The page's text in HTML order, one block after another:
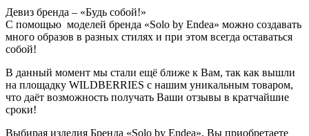
Девиз бренда – «Будь собой!»
С помощью моделей бренда «Solo by Endea» можно создавать
много образов в разных стилях и при этом всегда оставаться
собой!
В данный момент мы стали ещё ближе к Вам, так как вышли
на площадку WILDBERRIES с нашим уникальным товаром,
что даёт возможность получать Ваши отзывы в кратчайшие
сроки!
Выбирая изделия Бренда «Solo by Endea», Вы приобретаете